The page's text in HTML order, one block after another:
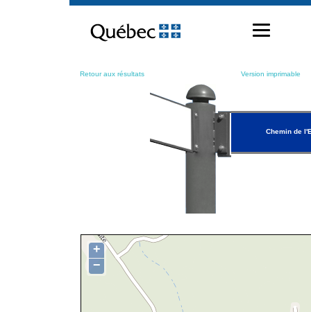
contenu
Retour aux résultats Version imprimable
Chemin de
+
−